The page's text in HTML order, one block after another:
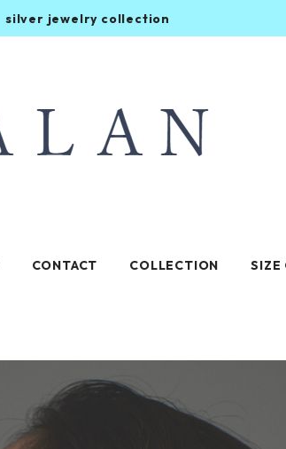
silver jewelry collection
CONTACT COLLECTION SIZE